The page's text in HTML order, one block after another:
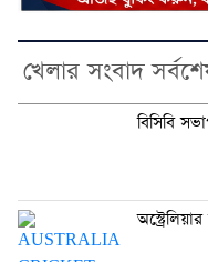
খেলার সংবাদ
বিসিবি